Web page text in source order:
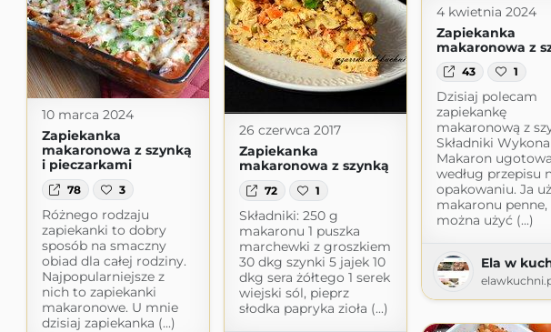
4 kwietnia 2024
Zapiekanka
makaronowa z
43 1
Dzisiaj polecam
zapiekankę
makaronową z
Składniki
Makaron
według przepisu
opakowaniu. Ja
makaronu penne,
można użyć (...)
Ela w
10 marca 2024
Zapiekanka
makaronowa z szynką
i pieczarkami
78 3
Różnego rodzaju
zapiekanki to dobry
sposób na smaczny
obiad dla całej rodziny.
Najpopularniejsze z
nich to zapiekanki
makaronowe. U mnie
dzisiaj zapiekanka (...)
26 czerwca 2017
Zapiekanka
makaronowa z szynką
72 1
Składniki: 250 g
makaronu 1 puszka
marchewki z groszkiem
30 dkg szynki 5 jajek 10
dkg sera żółtego 1 serek
wiejski sól, pieprz
słodka papryka zioła (...)